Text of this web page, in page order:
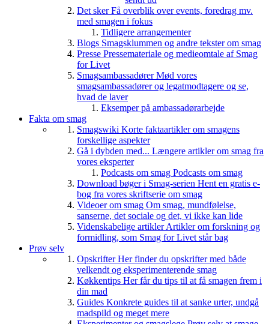
Det skerFå overblik over events, foredrag mv.
med smagen i fokus
Tidligere arrangementer
Blogs Smagsklummen og andre tekster om smag
Presse Pressemateriale og medieomtale af Smag
for Livet
SmagsambassadørerMød vores
smagsambassadører og legatmodtagere og se,
hvad de laver
Eksemper på ambassadørarbejde
Fakta om smag
Smagswiki Korte faktaartikler om smagens
forskellige aspekter
Gå i dybden med... Længere artikler om smag fra
vores eksperter
Podcasts om smag Podcasts om smag
Download bøger i Smag-serien Hent en gratis e-
bog fra vores skriftserie om smag
Videoer om smag Om smag, mundfølelse,
sanserne, det sociale og det, vi ikke kan lide
Videnskabelige artiklerArtikler om forskning og
formidling, som Smag for Livet står bag
Prøv selv
OpskrifterHer finder du opskrifter med både
velkendt og eksperimenterende smag
Køkkentips Her får du tips til at få smagen frem i
din mad
Guides Konkrete guides til at sanke urter, undgå
madspild og meget mere